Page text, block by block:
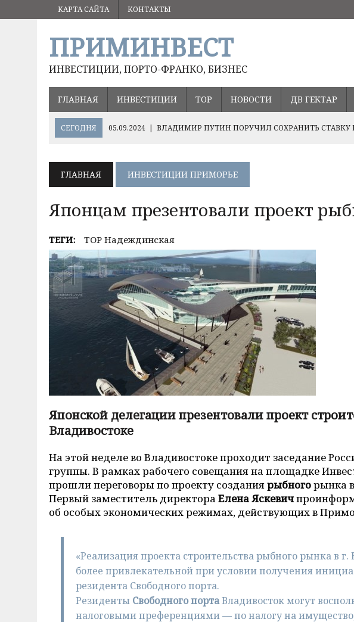
КАРТА САЙТА КОНТАКТЫ
ПРИМИНВЕСТ
ИНВЕСТИЦИИ, ПОРТО-ФРАНКО, БИЗНЕС
ГЛАВНАЯ ИНВЕСТИЦИИ ТОР НОВОСТИ ДВ ГЕКТАР
СЕГОДНЯ 05.09.2024 | ВЛАДИМИР ПУТИН ПОРУЧИЛ СОХРАНИТЬ
10.12.2024 | ВАЖНЫЕ РЕШЕНИЯ ДЛЯ РАЗВИТИЯ РИСОВОДСТВА В ПРИМОРЬЕ
ГЛАВНАЯ ИНВЕСТИЦИИ ПРИМОРЬЕ
Японцам презентовали проект
ТЕГИ: ТОР Надеждинская
Японской делегации презентовали проект
Владивостоке
На этой неделе во Владивостоке проходит заседание
группы. В рамках рабочего совещания на площадке
прошли переговоры по проекту созданиярыбногорынка
Первый заместитель директора Елена Яскевич
об особых экономических режимах, действующих в
«Реализация проекта строительства рыбного рынка в
более привлекательной при условии получения
резидента Свободного порта.
Резиденты Свободного портаВладивосток могут
налоговыми преференциями — по налогу на